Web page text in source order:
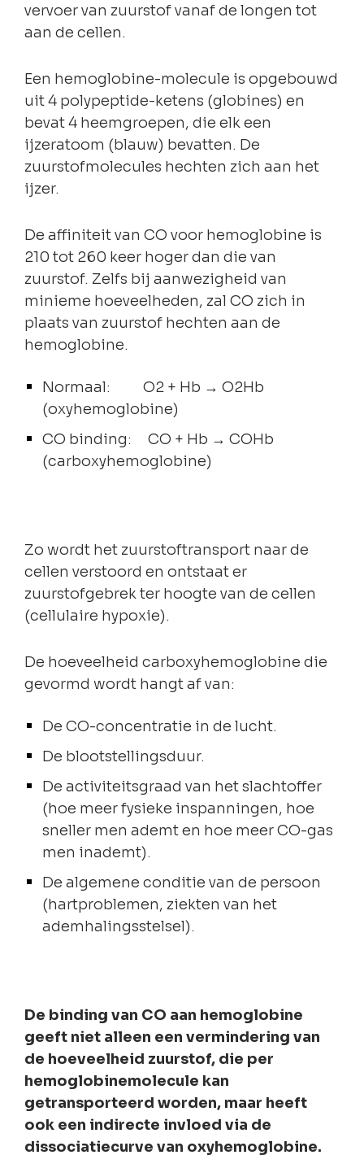
vervoer van zuurstof vanaf de longen tot
aan de cellen.
Een hemoglobine-molecule is opgebouwd
uit 4 polypeptide-ketens (globines) en
bevat 4 heemgroepen, die elk een
ijzeratoom (blauw) bevatten. De
zuurstofmolecules hechten zich aan het
ijzer.
De affiniteit van CO voor hemoglobine is
210 tot 260 keer hoger dan die van
zuurstof. Zelfs bij aanwezigheid van
minieme hoeveelheden, zal CO zich in
plaats van zuurstof hechten aan de
hemoglobine.
Normaal: O2 + Hb → O2Hb
(oxyhemoglobine)
CO binding: CO + Hb → COHb
(carboxyhemoglobine)
Zo wordt het zuurstoftransport naar de
cellen verstoord en ontstaat er
zuurstofgebrek ter hoogte van de cellen
(cellulaire hypoxie).
De hoeveelheid carboxyhemoglobine die
gevormd wordt hangt af van:
De CO-concentratie in de lucht.
De blootstellingsduur.
De activiteitsgraad van het slachtoffer
(hoe meer fysieke inspanningen, hoe
sneller men ademt en hoe meer CO-gas
men inademt).
De algemene conditie van de persoon
(hartproblemen, ziekten van het
ademhalingsstelsel).
De binding van CO aan hemoglobine
geeft niet alleen een vermindering van
de hoeveelheid zuurstof, die per
hemoglobinemolecule kan
getransporteerd worden, maar heeft
ook een indirecte invloed via de
dissociatiecurve van oxyhemoglobine.